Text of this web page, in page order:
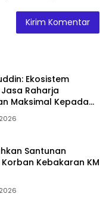
Ekosistem
Raharja
Maksimal Kepada
Santunan
Kebakaran KM